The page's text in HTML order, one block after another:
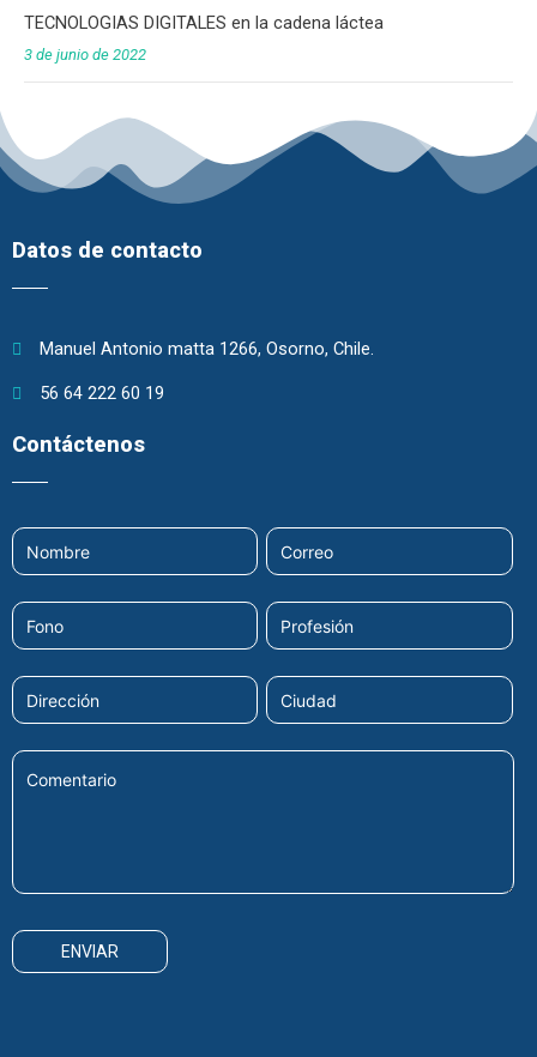
TECNOLOGIAS DIGITALES en la cadena láctea
3 de junio de 2022
Datos de contacto
Manuel Antonio matta 1266, Osorno, Chile.
56 64 222 60 19
Contáctenos